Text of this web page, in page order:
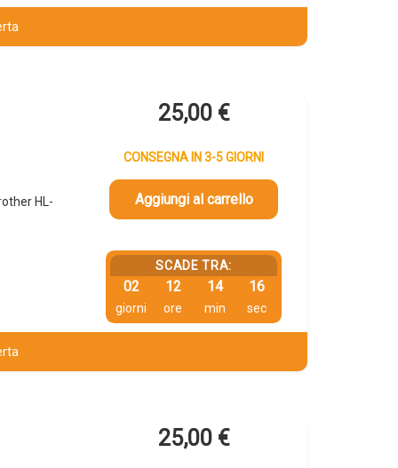
HL-
25,00 €
CONSEGNA IN 3-5 GIORNI
Aggiungi al carrello
SCADE TRA:
02
giorni
12
ore
14
min
15
sec
25,00 €